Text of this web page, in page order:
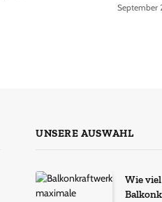
September
UNSERE AUSWAHL
Wie